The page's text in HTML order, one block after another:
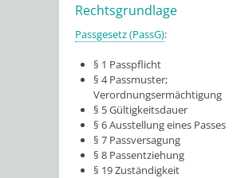
Rechtsgrundlage
Passgesetz (PassG):
§ 1 Passpflicht
§ 4 Passmuster;
Verordnungsermächtigung
§ 5 Gültigkeitsdauer
§ 6 Ausstellung eines Passes
§ 7 Passversagung
§ 8 Passentziehung
§ 19 Zuständigkeit